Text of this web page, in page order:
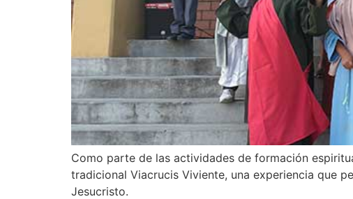
Como parte de las actividades de formación
tradicional Viacrucis Viviente, una experiencia que
Jesucristo.